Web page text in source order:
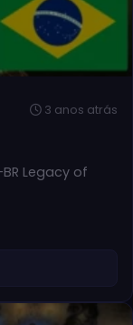
3 anos atrás
Legacy of